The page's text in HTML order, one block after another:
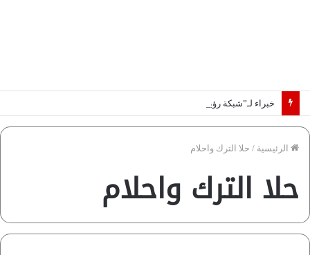
خبراء لـ”شبكة رؤية”: «اتفاق مكة» يغيّر قواعد اللعبة بالشرق الأوسط
الرئيسية / حلا الترك واحلام
حلا الترك واحلام